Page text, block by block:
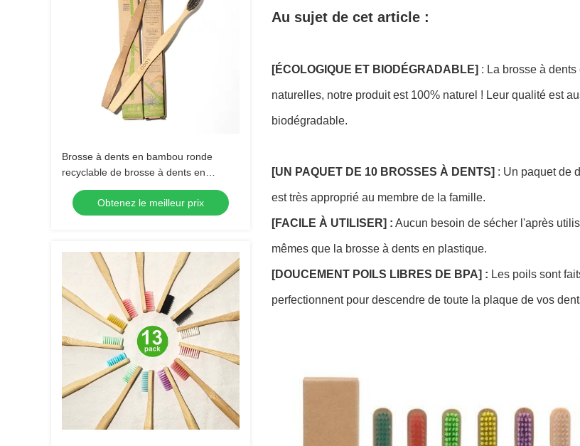
Brosse à dents en bambou ronde
recyclable de brosse à dents en
bambou infusée par charbon de bois
libre en plastique
Obtenez le meilleur prix
Au sujet de cet article :
[ÉCOLOGIQUE ET BIODÉGRADABLE] : La brosse à
naturelles, notre produit est 100% naturel ! Leur qualité est
biodégradable.
[UN PAQUET DE 10 BROSSES À DENTS] : Un paquet de
est très approprié au membre de la famille.
[FACILE À UTILISER] : Aucun besoin de sécher l'après
mêmes que la brosse à dents en plastique.
[DOUCEMENT POILS LIBRES DE BPA] : Les poils sont
perfectionnent pour descendre de toute la plaque de vos